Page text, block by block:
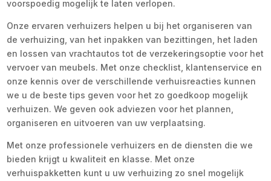
voorspoedig mogelijk te laten verlopen.
Onze ervaren verhuizers helpen u bij het organiseren van
de verhuizing, van het inpakken van bezittingen, het laden
en lossen van vrachtautos tot de verzekeringsoptie voor het
vervoer van meubels. Met onze checklist, klantenservice en
onze kennis over de verschillende verhuisreacties kunnen
we u de beste tips geven voor het zo goedkoop mogelijk
verhuizen. We geven ook adviezen voor het plannen,
organiseren en uitvoeren van uw verplaatsing.
Met onze professionele verhuizers en de diensten die we
bieden krijgt u kwaliteit en klasse. Met onze
verhuispakketten kunt u uw verhuizing zo snel mogelijk